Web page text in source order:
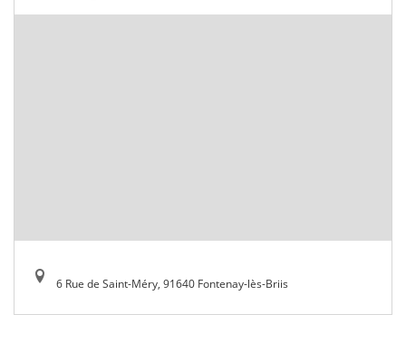
6 Rue de Saint-Méry, 91640 Fontenay-lès-Briis